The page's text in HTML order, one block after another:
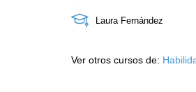
Laura Fernández
Ver otros cursos de: